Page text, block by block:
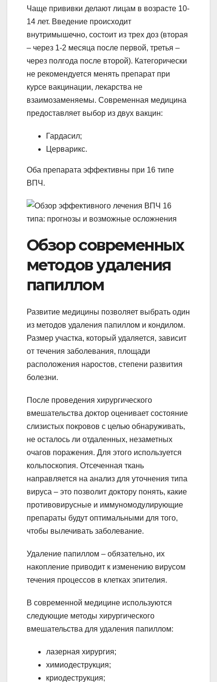
Чаще прививки делают лицам в возрасте 10-
14 лет. Введение происходит
внутримышечно, состоит из трех доз (вторая
– через 1-2 месяца после первой, третья –
через полгода после второй). Категорически
не рекомендуется менять препарат при
курсе вакцинации, лекарства не
взаимозаменяемы. Современная медицина
предоставляет выбор из двух вакцин:
Гардасил;
Церварикс.
Оба препарата эффективны при 16 типе
ВПЧ.
Обзор современных
методов удаления
папиллом
Развитие медицины позволяет выбрать один
из методов удаления папиллом и кондилом.
Размер участка, который удаляется, зависит
от течения заболевания, площади
расположения наростов, степени развития
болезни.
После проведения хирургического
вмешательства доктор оценивает состояние
слизистых покровов с целью обнаруживать,
не осталось ли отдаленных, незаметных
очагов поражения. Для этого используется
кольпоскопия. Отсеченная ткань
направляется на анализ для уточнения типа
вируса – это позволит доктору понять, какие
противовирусные и иммуномодулирующие
препараты будут оптимальными для того,
чтобы вылечивать заболевание.
Удаление папиллом – обязательно, их
накопление приводит к изменению вирусом
течения процессов в клетках эпителия.
В современной медицине используются
следующие методы хирургического
вмешательства для удаления папиллом:
лазерная хирургия;
химиодеструкция;
криодеструкция;